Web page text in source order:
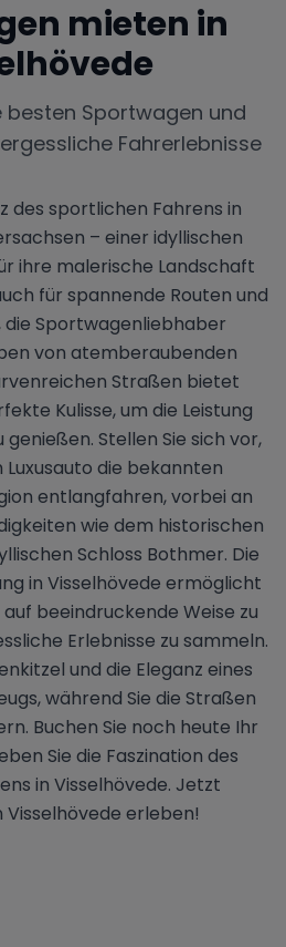
mieten in
besten Sportwagen und
Fahrerlebnisse
des sportlichen Fahrens in
– einer idyllischen
ihre malerische Landschaft
für spannende Routen und
Sportwagenliebhaber
von atemberaubenden
Straßen bietet
Kulisse, um die Leistung
Stellen Sie sich vor,
Luxusauto die bekannten
entlangfahren, vorbei an
wie dem historischen
Schloss Bothmer. Die
in Visselhövede ermöglicht
beeindruckende Weise zu
Erlebnisse zu sammeln.
und die Eleganz eines
während Sie die Straßen
Buchen Sie noch heute Ihr
Sie die Faszination des
in Visselhövede. Jetzt
erleben!